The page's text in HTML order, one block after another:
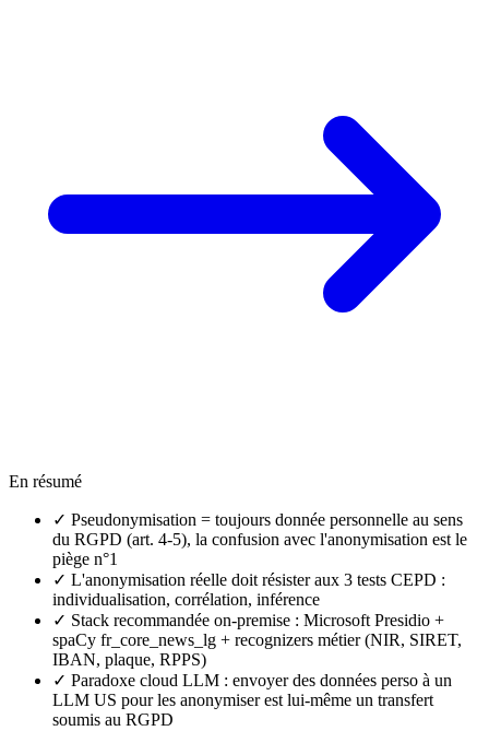
En résumé
✓ Pseudonymisation = toujours donnée personnelle au sens
du RGPD (art. 4-5), la confusion avec l'anonymisation est le
piège n°1
✓ L'anonymisation réelle doit résister aux 3 tests CEPD :
individualisation, corrélation, inférence
✓ Stack recommandée on-premise : Microsoft Presidio +
spaCy fr_core_news_lg + recognizers métier (NIR, SIRET,
IBAN, plaque, RPPS)
✓ Paradoxe cloud LLM : envoyer des données perso à un
LLM US pour les anonymiser est lui-même un transfert
soumis au RGPD